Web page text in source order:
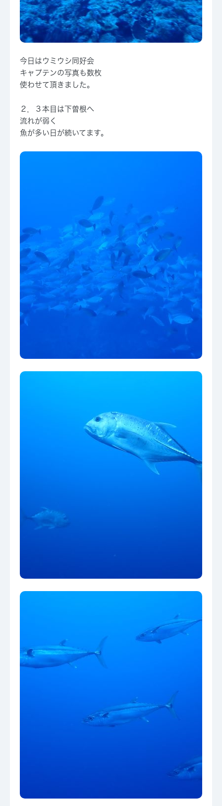
今日はウミウシ同好会
キャプテンの写真も数枚
使わせて頂きました。
２，３本目は下曽根へ
流れが弱く
魚が多い日が続いてます。